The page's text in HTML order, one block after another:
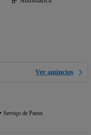
Ver anúncios
Serviço de Pneus